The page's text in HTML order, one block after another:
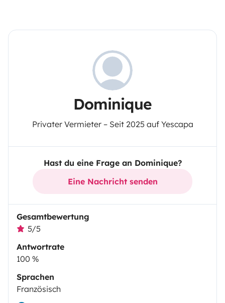
Dominique
Privater Vermieter – Seit 2025 auf Yescapa
Hast du eine Frage an Dominique?
Eine Nachricht senden
Gesamtbewertung
5/5
Antwortrate
100 %
Sprachen
Französisch